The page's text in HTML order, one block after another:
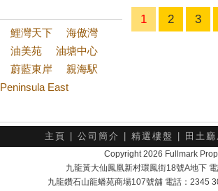
鯉灣天下
海傲灣
油美苑
油塘中心
蔚藍東岸
親海駅
Peninsula East
1 2 3
主頁 公司簡介 精選樓盤 田土
Copyright 2026 Fullmark
九龍黃大仙鳳凰新村環鳳街18號A地下
九龍鑽石山龍蟠苑商場107號舖 電話：2345